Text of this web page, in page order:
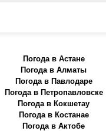
Погода в Астане
Погода в Алматы
Погода в Павлодаре
Погода в Петропавловске
Погода в Кокшетау
Погода в Костанае
Погода в Актобе